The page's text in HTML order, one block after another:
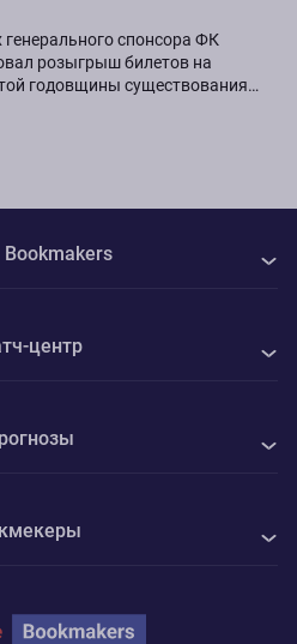
спонсора ФК
розыгрыш билетов на
годовщины существования
Хоккей
центр
Махачкала
Москва
Bookmakers